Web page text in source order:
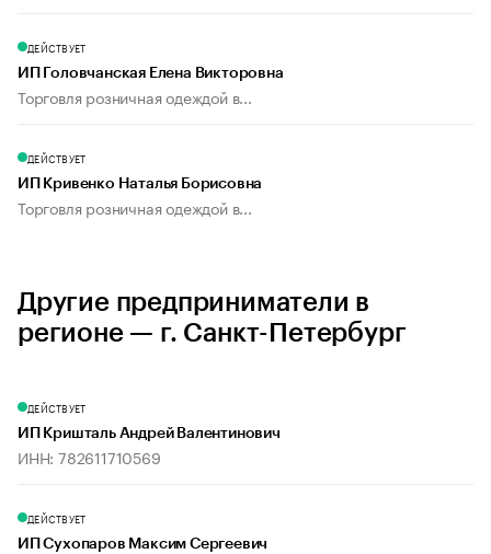
ДЕЙСТВУЕТ
ИП Головчанская Елена Викторовна
Торговля розничная одеждой в...
ДЕЙСТВУЕТ
ИП Кривенко Наталья Борисовна
Торговля розничная одеждой в...
Другие предприниматели в
регионе — г. Санкт-Петербург
ДЕЙСТВУЕТ
ИП Кришталь Андрей Валентинович
ИНН: 782611710569
ДЕЙСТВУЕТ
ИП Сухопаров Максим Сергеевич